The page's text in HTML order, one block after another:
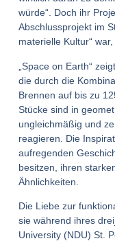
würde“. Doch ihr
Abschlussprojekt im
materielle Kultur“
„Space on Earth“
die durch die
Brennen auf bis zu
Stücke sind in
ungleichmäßig und
reagieren. Die
aufregenden
besitzen, ihren
Ähnlichkeiten.
Die Liebe zur
sie während ihres
University (NDU) St.